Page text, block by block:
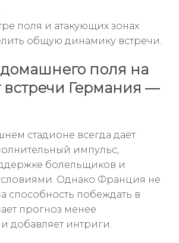
поля и атакующих зонах
общую динамику встречи.
поля на
встречи Германия —
стадионе всегда даёт
импульс,
болельщиков и
Однако Франция не
способность побеждать в
прогноз менее
добавляет интриги.